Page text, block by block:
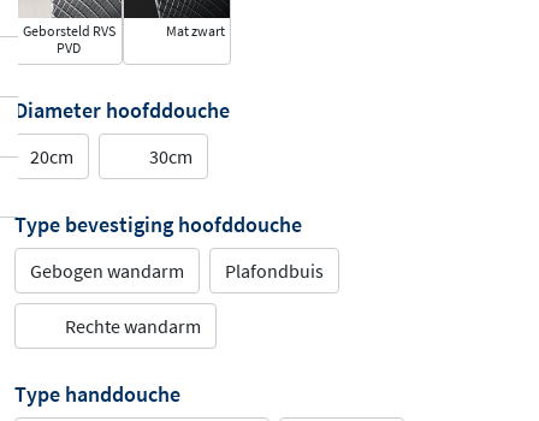
Geborsteld RVS
PVD
Mat zwart
Diameter hoofddouche
20cm 30cm
Type bevestiging hoofddouche
Gebogen wandarm Plafondbuis
Rechte wandarm
Type handdouche